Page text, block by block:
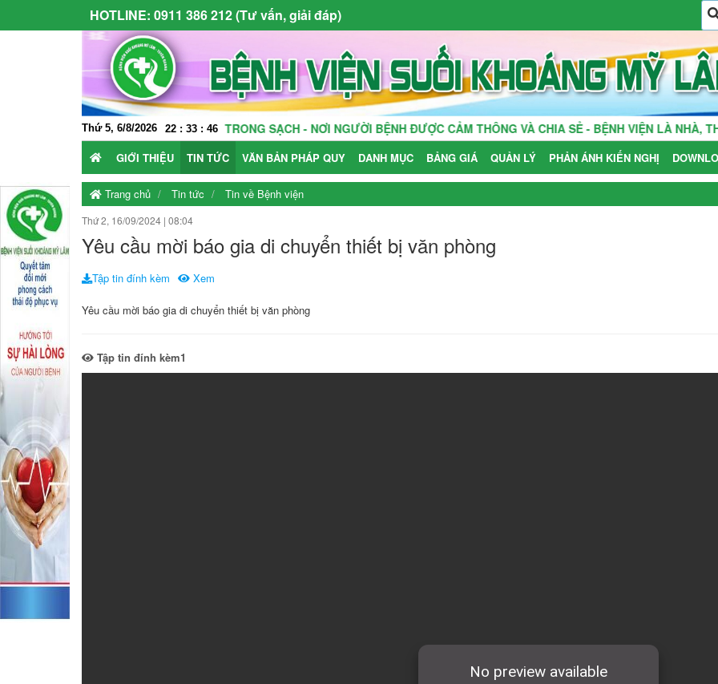
HOTLINE: 0911 386 212 (Tư vấn, giải đáp)
Thứ 5, 6/8/2026 22 : 33 : 47
MÔI TRƯỜNG KHÁM CHỮA BỆNH TRONG SẠCH - NƠI NGƯỜI BỆNH ĐƯỢC CẢM THÔNG VÀ CHIA SẺ - BỆNH VIỆN LÀ NHÀ, THẦY
GIỚI THIỆU TIN TỨC VĂN BẢN PHÁP QUY DANH MỤC BẢNG GIÁ QUẢN LÝ PHẢN ÁNH KIẾN NGHỊ
Trang chủ Tin tức Tin về Bệnh viện
Thứ 2, 16/09/2024 | 08:04
Yêu cầu mời báo gia di chuyển thiết bị văn phòng
Tập tin đính kèm Xem
Yêu cầu mời báo gia di chuyển thiết bị văn phòng
Tập tin đính kèm1